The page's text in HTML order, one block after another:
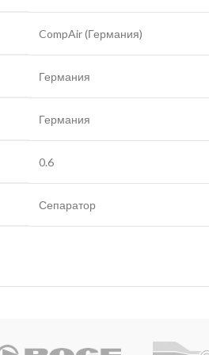
CompAir (Германия)
Германия
Германия
0.6
Сепаратор